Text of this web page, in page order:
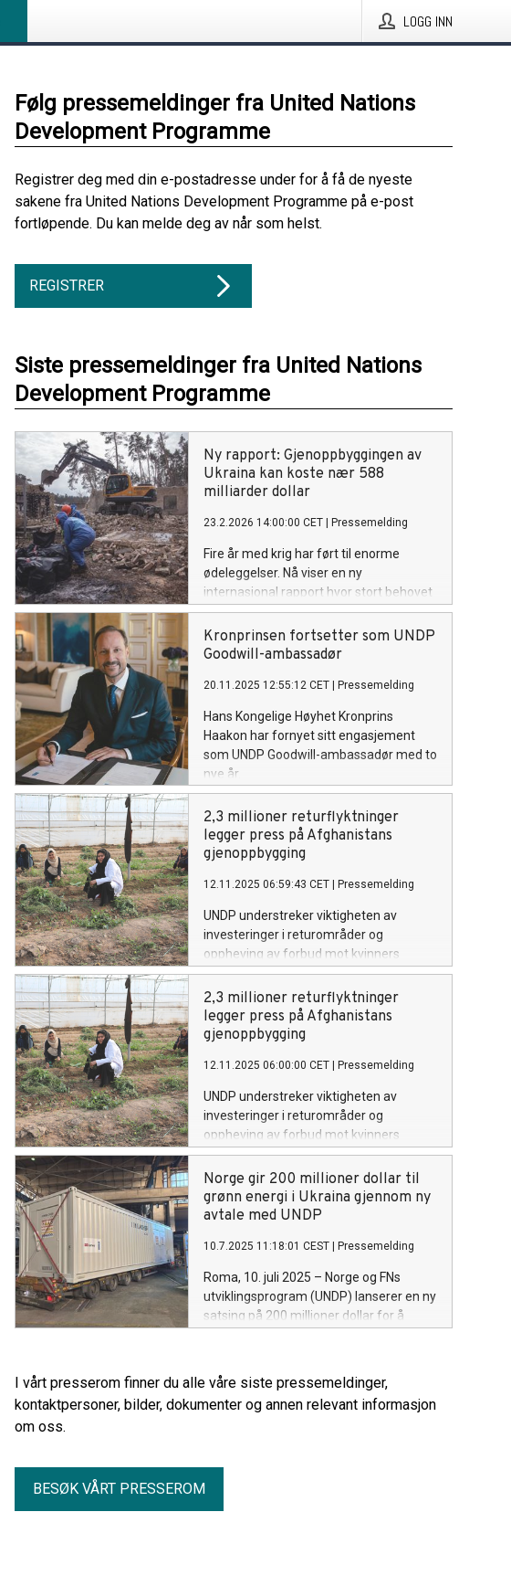
LOGG INN
Følg pressemeldinger fra United Nations
Development Programme
Registrer deg med din e-postadresse under for å få de nyeste
sakene fra United Nations Development Programme på e-post
fortløpende. Du kan melde deg av når som helst.
REGISTRER
Siste pressemeldinger fra United Nations
Development Programme
Ny rapport: Gjenoppbyggingen av
Ukraina kan koste nær 588
milliarder dollar
23.2.2026 14:00:00 CET Pressemelding
Fire år med krig har ført til enorme
ødeleggelser. Nå viser en ny
internasjonal rapport hvor stort behovet
for gjenoppbygging er – og hva som må
til.
Kronprinsen fortsetter som UNDP
Goodwill-ambassadør
20.11.2025 12:55:12 CET Pressemelding
Hans Kongelige Høyhet Kronprins
Haakon har fornyet sitt engasjement
som UNDP Goodwill-ambassadør med to
nye år.
2,3 millioner returflyktninger
legger press på Afghanistans
gjenoppbygging
12.11.2025 06:59:43 CET Pressemelding
UNDP understreker viktigheten av
investeringer i returområder og
oppheving av forbud mot kvinners
arbeid
2,3 millioner returflyktninger
legger press på Afghanistans
gjenoppbygging
12.11.2025 06:00:00 CET Pressemelding
UNDP understreker viktigheten av
investeringer i returområder og
oppheving av forbud mot kvinners
arbeid
Norge gir 200 millioner dollar til
grønn energi i Ukraina gjennom ny
avtale med UNDP
10.7.2025 11:18:01 CEST Pressemelding
Roma, 10. juli 2025 – Norge og FNs
utviklingsprogram (UNDP) lanserer en ny
satsing på 200 millioner dollar for å
bygge opp en grønnere energiframtid.
Avtalen blir annonsert på
gjenreisningskonferansen for Ukraina i
I vårt presserom finner du alle våre siste pressemeldinger,
kontaktpersoner, bilder, dokumenter og annen relevant informasjon
om oss.
BESØK VÅRT PRESSEROM